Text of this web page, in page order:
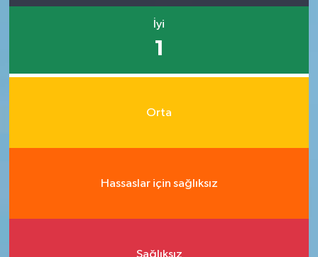
İyi
1
Orta
Hassaslar için sağlıksız
Sağlıksız